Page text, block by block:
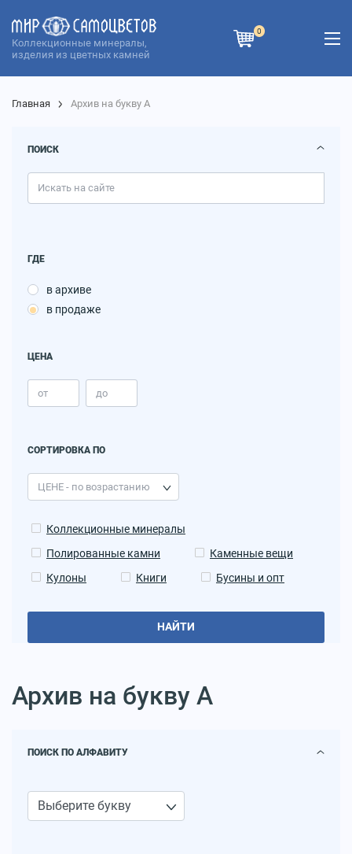
Коллекционные минералы,
изделия из цветных камней
0
Главная Архив на букву А
ПОИСК
ГДЕ
в архиве
в продаже
ЦЕНА
СОРТИРОВКА ПО
Коллекционные минералы
Полированные камни
Каменные вещи
Кулоны
Книги Бусины и опт
НАЙТИ
Архив на букву А
ПОИСК ПО АЛФАВИТУ